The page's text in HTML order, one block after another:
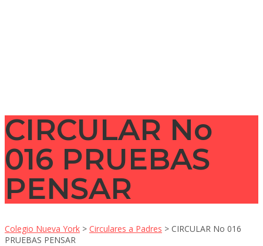
CIRCULAR No
016 PRUEBAS
PENSAR
Colegio Nueva York > Circulares a Padres > CIRCULAR No 016
PRUEBAS PENSAR